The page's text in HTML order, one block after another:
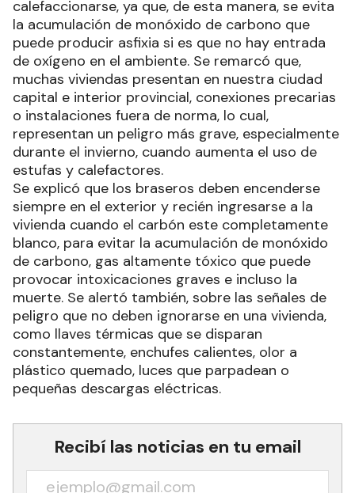
calefaccionarse, ya que, de esta manera, se evita
la acumulación de monóxido de carbono que
puede producir asfixia si es que no hay entrada
de oxígeno en el ambiente. Se remarcó que,
muchas viviendas presentan en nuestra ciudad
capital e interior provincial, conexiones precarias
o instalaciones fuera de norma, lo cual,
representan un peligro más grave, especialmente
durante el invierno, cuando aumenta el uso de
estufas y calefactores.
Se explicó que los braseros deben encenderse
siempre en el exterior y recién ingresarse a la
vivienda cuando el carbón este completamente
blanco, para evitar la acumulación de monóxido
de carbono, gas altamente tóxico que puede
provocar intoxicaciones graves e incluso la
muerte. Se alertó también, sobre las señales de
peligro que no deben ignorarse en una vivienda,
como llaves térmicas que se disparan
constantemente, enchufes calientes, olor a
plástico quemado, luces que parpadean o
pequeñas descargas eléctricas.
Recibí las noticias en tu email